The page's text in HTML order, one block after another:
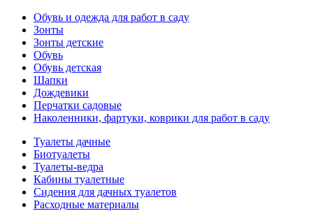
Обувь и одежда для работ в саду
Зонты
Зонты детские
Обувь
Обувь детская
Шапки
Дождевики
Перчатки садовые
Наколенники, фартуки, коврики для работ в саду
Туалеты дачные
Биотуалеты
Туалеты-ведра
Кабины туалетные
Сидения для дачных туалетов
Расходные материалы